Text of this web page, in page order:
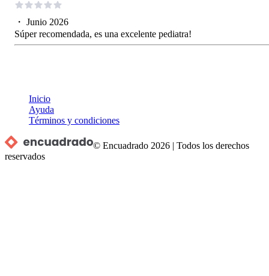
・ Junio 2026
Súper recomendada, es una excelente pediatra!
Inicio
Ayuda
Términos y condiciones
© Encuadrado 2026 |Todos los derechos
reservados